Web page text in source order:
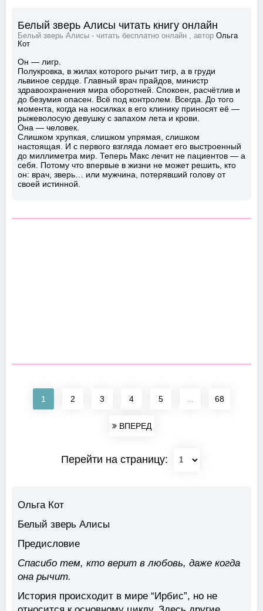
Белый зверь Алисы читать книгу онлайн
Белый зверь Алисы - читать бесплатно онлайн , автор Ольга
Кот
Он — лигр.
Полукровка, в жилах которого рычит тигр, а в груди
львиное сердце. Главный врач прайдов, министр
здравоохранения мира оборотней. Спокоен, расчётлив и
до безумия опасен. Всё под контролем. Всегда. До того
момента, когда на носилках в его клинику приносят её —
рыжеволосую девушку с запахом лета и крови.
Она — человек.
Слишком хрупкая, слишком упрямая, слишком
настоящая. И с первого взгляда ломает его выстроенный
до миллиметра мир. Теперь Макс лечит не пациентов — а
себя. Потому что впервые в жизни не может решить, кто
он: врач, зверь… или мужчина, потерявший голову от
своей истинной.
1 2 3 4 5 68
ВПЕРЕД
Перейти на страницу:
Ольга Кот
Белый зверь Алисы
Предисловие
Спасибо тем, кто верит в любовь, даже когда
она рычит.
История происходит в мире “Ирбис”, но не